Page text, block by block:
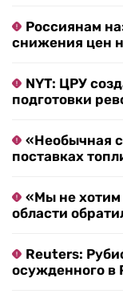
Россиянам
снижения цен
NYT: ЦРУ
подготовки
«Необычная
поставках
«Мы не хотим
области
Reuters:
осужденного